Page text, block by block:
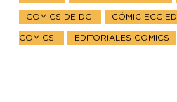
CÓMICS DE DC CÓMIC ECC
COMICS EDITORIALES COMICS